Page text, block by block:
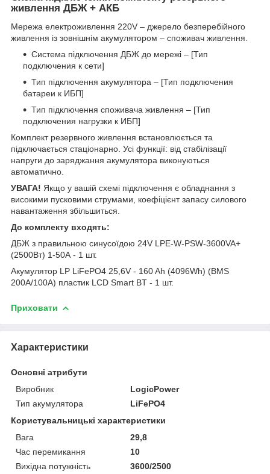
живлення ДБЖ + АКБ
Мережа електроживлення 220V – джерело безперебійного
живлення із зовнішнім акумулятором – споживач живлення.
Система підключення ДБЖ до мережі – [Тип
подключения к сети]
Тип підключення акумулятора – [Тип подключения
батареи к ИБП]
Тип підключення споживача живлення – [Тип
подключения нагрузки к ИБП]
Комплект резервного живлення встановлюється та
підключається стаціонарно. Усі функції: від стабілізації
напруги до заряджання акумулятора виконуються
автоматично.
УВАГА! Якщо у вашій схемі підключення є обладнання з
високими пусковими струмами, коефіцієнт запасу силового
навантаження збільшиться.
До комплекту входять:
ДБЖ з правильною синусоїдою 24V LPE-W-PSW-3600VA+
(2500Вт) 1-50A - 1 шт.
Акумулятор LP LiFePO4 25,6V - 160 Ah (4096Wh) (BMS
200A/100А) пластик LCD Smart BT - 1 шт.
Приховати
Характеристики
Основні атрибути
Виробник
LogicPower
Тип акумулятора
LiFePO4
Користувальницькі характеристики
Вага
29,8
Час перемикання
10
Вихідна потужність
3600/2500